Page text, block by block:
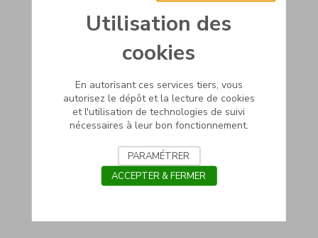
Utilisation des
cookies
En autorisant ces services tiers, vous
autorisez le dépôt et la lecture de cookies
et l'utilisation de technologies de suivi
nécessaires à leur bon fonctionnement.
PARAMÉTRER
ACCEPTER & FERMER